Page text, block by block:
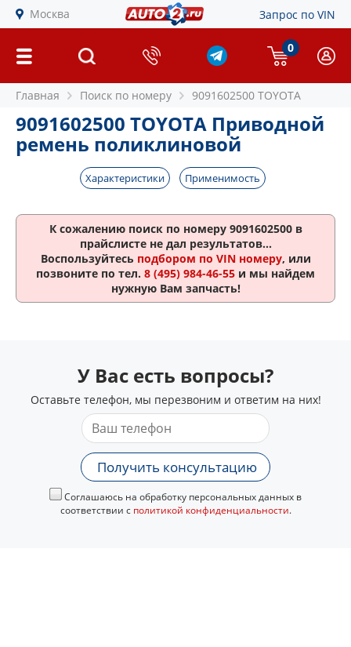
Москва Запрос по VIN
0
Главная Поиск по номеру 9091602500 TOYOTA
9091602500 TOYOTA Приводной
ремень поликлиновой
Характеристики Применимость
К сожалению поиск по номеру 9091602500в
прайслисте не дал результатов...
Воспользуйтесь подбором по VIN номеру, или
позвоните по тел. 8 (495) 984-46-55 и мы найдем
нужную Вам запчасть!
У Вас есть вопросы?
Оставьте телефон, мы перезвоним и ответим на них!
Получить консультацию
Соглашаюсь на обработку персональных данных в
соответствии с политикой конфиденциальности.